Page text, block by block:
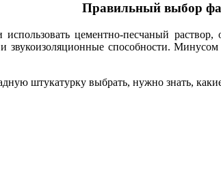
Правильный выбор
цементно-песчаный
звукоизоляционные способности.
штукатурку выбрать, нужно знать,